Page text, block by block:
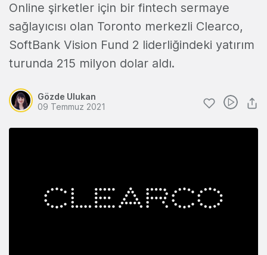
Online şirketler için bir fintech sermaye
sağlayıcısı olan Toronto merkezli Clearco,
SoftBank Vision Fund 2 liderliğindeki yatırım
turunda 215 milyon dolar aldı.
Gözde Ulukan
09 Temmuz 2021